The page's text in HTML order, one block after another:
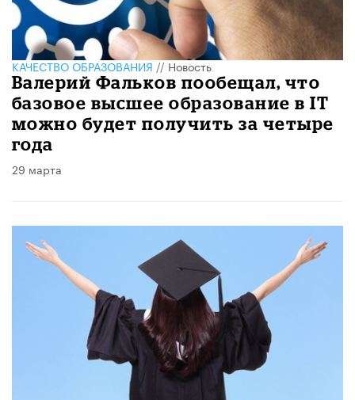
КАЧЕСТВО ОБРАЗОВАНИЯ//Новость
Валерий Фальков пообещал, что
базовое высшее образование в IT
можно будет получить за четыре
года
29 марта